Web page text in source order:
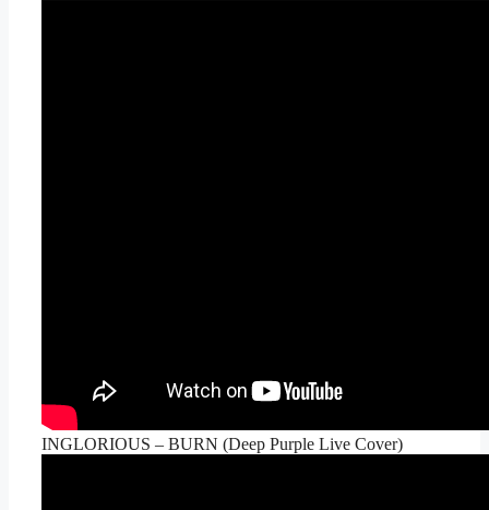
INGLORIOUS – BURN (Deep Purple Live Cover)